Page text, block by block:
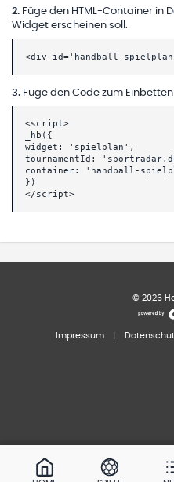
2. Füge den HTML-Container in
Widget erscheinen soll.
<div id='handball-
3. Füge den Code zum
<script>
_hb({
widget: 'spielplan',
tournamentId:
container: 'handball-
})
</script>
© 2026
Impressum